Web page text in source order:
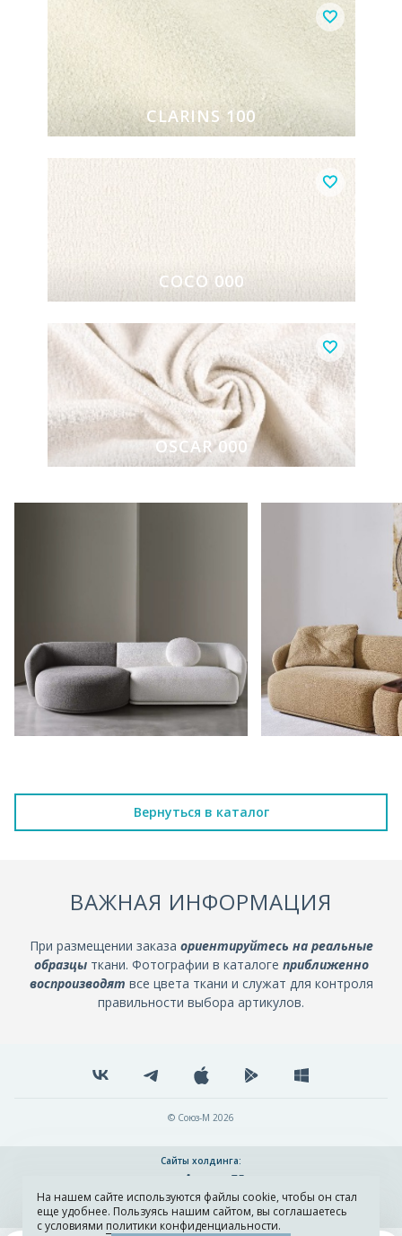
CLARINS 100
COCO 000
OSCAR 000
Вернуться в каталог
ВАЖНАЯ ИНФОРМАЦИЯ
При размещении заказа ориентируйтесь на реальные
образцыткани. Фотографии в каталоге приближенно
воспроизводят все цвета ткани и служат для контроля
правильности выбора артикулов.
© Союз-М 2026
Сайты холдинга:
Разработка и поддержка сайта ADN
На нашем сайте используются файлы cookie, чтобы он стал
еще удобнее. Пользуясь нашим сайтом, вы соглашаетесь
с условиями политики конфиденциальности.